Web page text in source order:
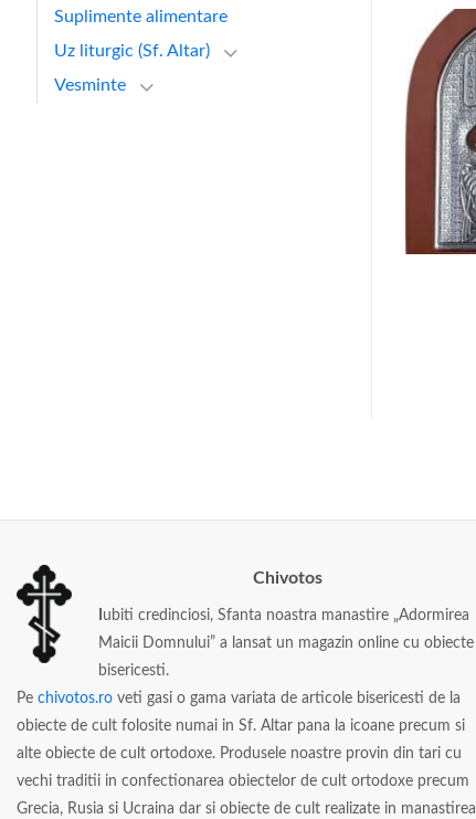
Suplimente alimentare
Uz liturgic (Sf. Altar)
Vesminte
+
Chivotos
ubiti credinciosi, Sfanta noastra manastire „Adormirea
Maicii Domnului” a lansat un magazin online cu obiecte
bisericesti.
Pe chivotos.ro veti gasi o gama variata de articole bisericesti de la
obiecte de cult folosite numai in Sf. Altar pana la icoane precum si
alte obiecte de cult ortodoxe. Produsele noastre provin din tari cu
vechi traditii in confectionarea obiectelor de cult ortodoxe precum
Grecia, Rusia si Ucraina dar si obiecte de cult realizate in manastirea